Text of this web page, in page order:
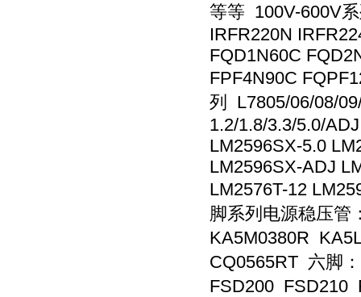
等等 100V-600V
IRFR220N
FQD1N60C
FPF4N90C
列 L7805/06/08/
1.2/1.8/3.3/5.0/
LM2596SX-5.0
LM2596SX-ADJ
LM2576T-12
脚系列电源稳压管
KA5M0380R
CQ0565RT 六脚
FSD200 FSD210